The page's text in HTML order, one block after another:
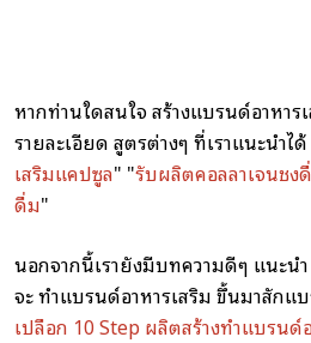
หากท่านใดสนใจสร้างแบรนด์อาหาร
รายละเอียด สูตรต่างๆ ที่เราแนะนำไ
เสริมแคปซูล" "รับผลิตคอลลาเจนชง
ดื่ม"
นอกจากนี้เรายังมีบทความดีๆ แนะน
จะทำแบรนด์อาหารเสริมขึ้นมาสักแ
เปลือก 10 Step ผลิตสร้างทำแบรนด์